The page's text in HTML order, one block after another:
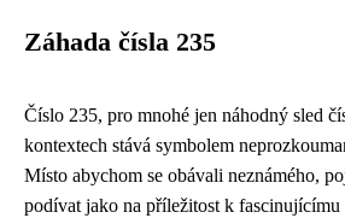
Záhada čísla 235
Číslo 235, pro mnohé jen náhodný sled
kontextech stává symbolem
Místo abychom se obávali neznámého,
podívat jako na příležitost k